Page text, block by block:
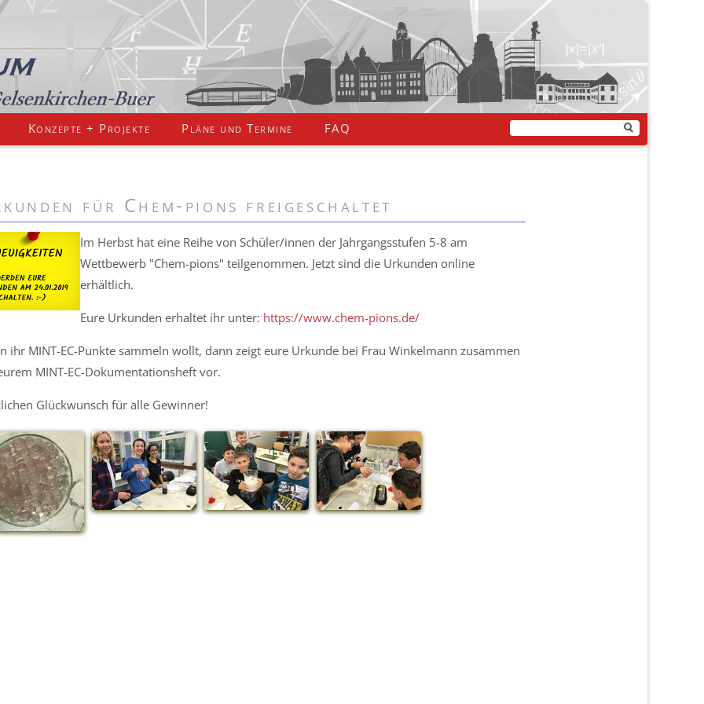
Konzepte + Projekte Pläne und Termine FAQ
für Chem-pions freigeschaltet
Im Herbst hat eine Reihe von Schüler/innen der Jahrgangsstufen 5-8 am
Wettbewerb "Chem-pions" teilgenommen. Jetzt sind die Urkunden online
erhältlich.
Eure Urkunden erhaltet ihr unter: https://www.chem-pions.de/
ihr MINT-EC-Punkte sammeln wollt, dann zeigt eure Urkunde bei Frau Winkelmann zusammen
MINT-EC-Dokumentationsheft vor.
Glückwunsch für alle Gewinner!